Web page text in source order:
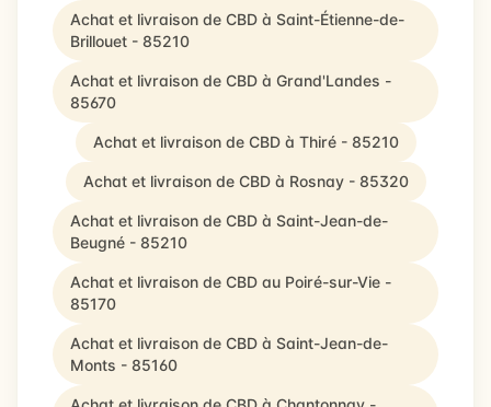
Achat et livraison de CBD à Saint-Étienne-de-
Brillouet - 85210
Achat et livraison de CBD à Grand'Landes -
85670
Achat et livraison de CBD à Thiré - 85210
Achat et livraison de CBD à Rosnay - 85320
Achat et livraison de CBD à Saint-Jean-de-
Beugné - 85210
Achat et livraison de CBD au Poiré-sur-Vie -
85170
Achat et livraison de CBD à Saint-Jean-de-
Monts - 85160